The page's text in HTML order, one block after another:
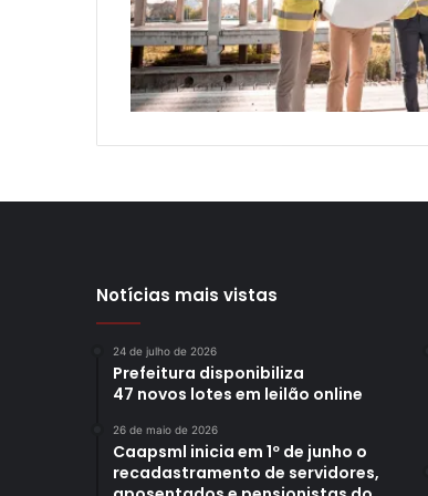
Notícias mais vistas
24 de julho de 2026
Prefeitura disponibiliza
47 novos lotes em leilão online
26 de maio de 2026
Caapsml inicia em 1º de junho o
recadastramento de servidores,